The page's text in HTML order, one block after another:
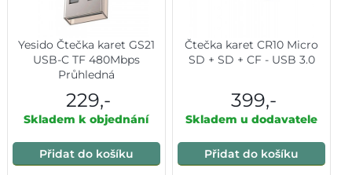
Yesido Čtečka karet GS21
USB-C TF 480Mbps
Průhledná
229,-
Skladem k objednání
Přidat do košíku
Čtečka karet CR10 Micro
SD + SD + CF - USB 3.0
399,-
Skladem u dodavatele
Přidat do košíku